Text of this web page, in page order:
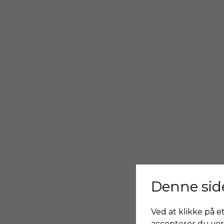
Denne
Ved at klikke på